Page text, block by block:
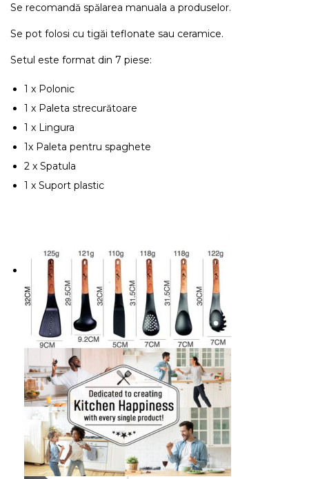
Se recomandă spălarea manuala a produselor.
Se pot folosi cu tigăi teflonate sau ceramice.
Setul este format din 7 piese:
1 x Polonic
1 x Paleta strecurătoare
1 x Lingura
1x Paleta pentru spaghete
2 x Spatula
1 x Suport plastic